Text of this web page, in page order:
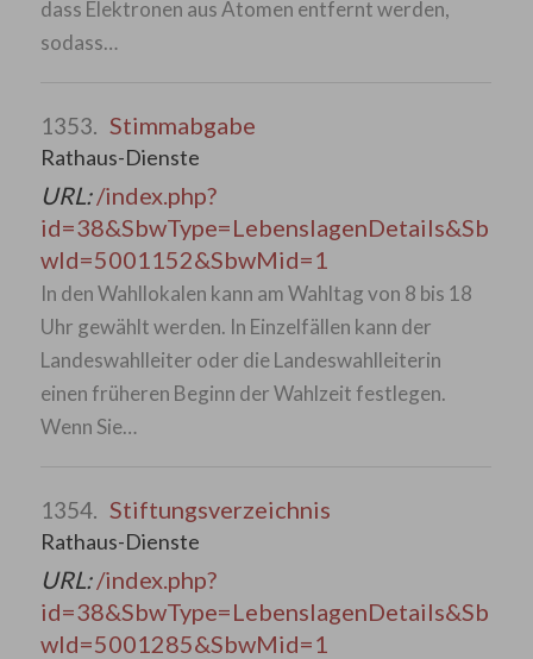
dass Elektronen aus Atomen entfernt werden,
sodass…
1353. Stimmabgabe
Rathaus-Dienste
URL:/index.php?
id=38&SbwType=LebenslagenDetails&Sb
wId=5001152&SbwMid=1
In den Wahllokalen kann am Wahltag von 8 bis 18
Uhr gewählt werden. In Einzelfällen kann der
Landeswahlleiter oder die Landeswahlleiterin
einen früheren Beginn der Wahlzeit festlegen.
Wenn Sie…
1354. Stiftungsverzeichnis
Rathaus-Dienste
URL:/index.php?
id=38&SbwType=LebenslagenDetails&Sb
wId=5001285&SbwMid=1